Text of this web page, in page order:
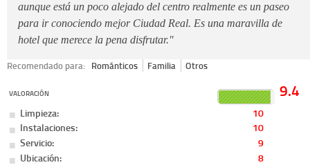
aunque está un poco alejado del centro realmente es un paseo
para ir conociendo mejor Ciudad Real. Es una maravilla de
hotel que merece la pena disfrutar."
Recomendado para: Románticos Familia Otros
VALORACIÓN 9.4
Limpieza:
10
Instalaciones:
10
Servicio:
9
Ubicación:
8